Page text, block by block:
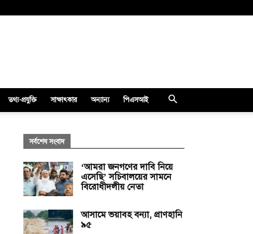
তথ্য-প্রযুক্তি সাক্ষাৎকার অন্যান্য পিএসআই
সর্বশেষ সংবাদ
‘আমরা জনগণের দাবি নিয়ে
এসেছি’ সচিবালয়ের সামনে
বিরোধীদলীয় নেতা
আসামে ভয়াবহ বন্যা, প্রাণহানি
৯৫